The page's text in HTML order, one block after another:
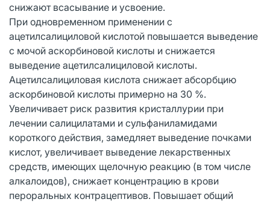
снижают всасывание и усвоение.
При одновременном применении с
ацетилсалициловой кислотой повышается выведение
с мочой аскорбиновой кислоты и снижается
выведение ацетилсалициловой кислоты.
Ацетилсалициловая кислота снижает абсорбцию
аскорбиновой кислоты примерно на 30 %.
Увеличивает риск развития кристаллурии при
лечении салицилатами и сульфаниламидами
короткого действия, замедляет выведение почками
кислот, увеличивает выведение лекарственных
средств, имеющих щелочную реакцию (в том числе
алкалоидов), снижает концентрацию в крови
пероральных контрацептивов. Повышает общий